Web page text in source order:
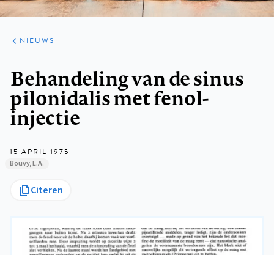
ARTIKELEN
HET
KORT
NIEUWS
Behandeling van de sinus
pilonidalis met fenol-
injectie
15 APRIL 1975
Bouvy, L.A.
Citeren